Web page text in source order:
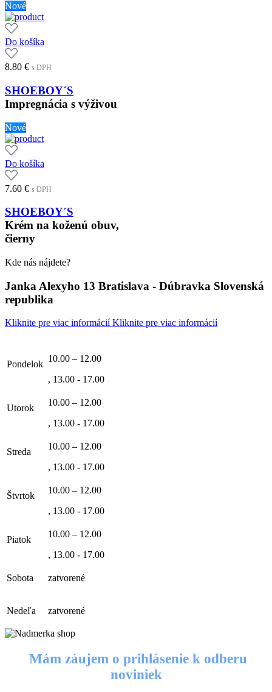
Nové
Do košíka
8.80 € s DPH
SHOEBOY´S
Impregnácia s výživou
Nové
Do košíka
7.60 € s DPH
SHOEBOY´S
Krém na koženú obuv,
čierny
Kde nás nájdete?
Janka Alexyho 13 Bratislava - Dúbravka Slovenská
republika
Kliknite pre viac informáciíKliknite pre viac informácií
Pondelok
10.00 – 12.00
, 13.00 - 17.00
Utorok
10.00 – 12.00
, 13.00 - 17.00
Streda
10.00 – 12.00
, 13.00 - 17.00
Štvrtok
10.00 – 12.00
, 13.00 - 17.00
Piatok
10.00 – 12.00
, 13.00 - 17.00
Sobota zatvorené
Nedeľa zatvorené
Mám záujem o prihlásenie k odberu
noviniek